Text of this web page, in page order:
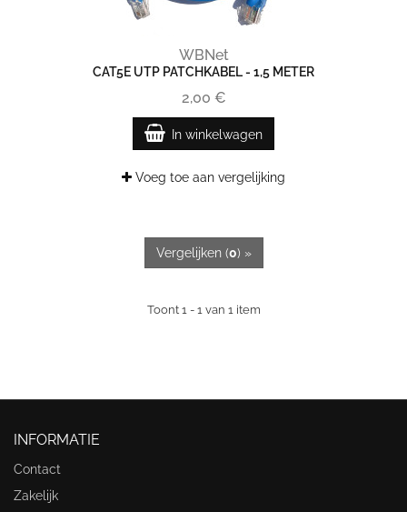
WBNet
CAT5E UTP PATCHKABEL - 1,5 METER
2,00 €
In winkelwagen
Voeg toe aan vergelijking
Vergelijken (0) »
Toont 1 - 1 van 1 item
INFORMATIE
Contact
Zakelijk